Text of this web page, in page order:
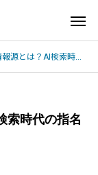
？AI検索時代の指名集客術
索時代の指名